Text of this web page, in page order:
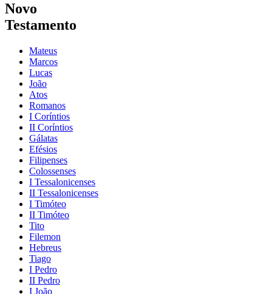
Novo
Testamento
Mateus
Marcos
Lucas
João
Atos
Romanos
I Coríntios
II Coríntios
Gálatas
Efésios
Filipenses
Colossenses
I Tessalonicenses
II Tessalonicenses
I Timóteo
II Timóteo
Tito
Filemon
Hebreus
Tiago
I Pedro
II Pedro
I João